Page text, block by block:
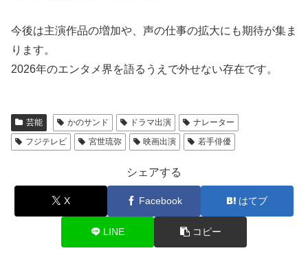
今後は主演作品の増加や、声の仕事の拡大にも期待が集ま
ります。
2026年のエンタメ界を語るうえで外せない存在です。
芸能 かのサンド ドラマ出演
ナレーター
フジテレビ
宮世琉弥 映画出演 若手俳優
シェアする
X Facebook はてブ
LINE コピー